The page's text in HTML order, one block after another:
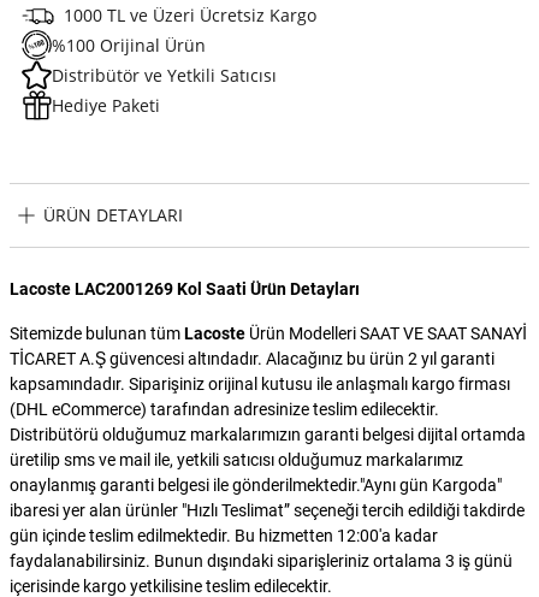
1000 TL ve Üzeri Ücretsiz Kargo
%100 Orijinal Ürün
Distribütör ve Yetkili Satıcısı
Hediye Paketi
ÜRÜN DETAYLARI
Lacoste LAC2001269 Kol Saati Ürün Detayları
Sitemizde bulunan tümLacoste Ürün Modelleri SAAT VE SAAT SANAYİ
TİCARET A.Ş güvencesi altındadır. Alacağınız bu ürün 2 yıl garanti
kapsamındadır. Siparişiniz orijinal kutusu ile anlaşmalı kargo firması
(DHL eCommerce) tarafından adresinize teslim edilecektir.
Distribütörü olduğumuz markalarımızın garanti belgesi dijital ortamda
üretilip sms ve mail ile, yetkili satıcısı olduğumuz markalarımız
onaylanmış garanti belgesi ile gönderilmektedir."Aynı gün Kargoda"
ibaresi yer alan ürünler "Hızlı Teslimat” seçeneği tercih edildiği takdirde
gün içinde teslim edilmektedir. Bu hizmetten 12:00'a kadar
faydalanabilirsiniz. Bunun dışındaki siparişleriniz ortalama 3 iş günü
içerisinde kargo yetkilisine teslim edilecektir.